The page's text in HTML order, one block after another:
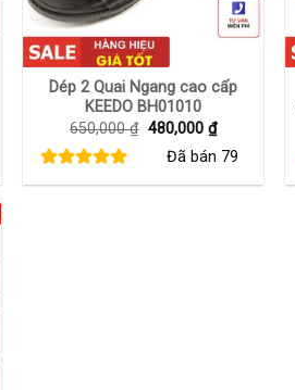
₫.
+
Dép 2 Quai Ngang cao cấp
KEEDO BH01010
650,000₫ Giá
480,000 ₫Giá
hiện
tại
480,000 ₫.
Đã bán 79